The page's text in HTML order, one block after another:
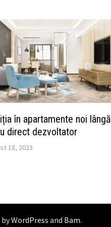
în apartamente noi lângă
direct dezvoltator
18, 2023
byWordPress and Bam.